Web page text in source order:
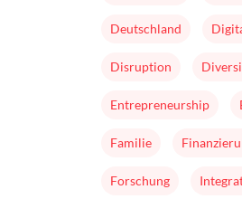
Deutschland
Disruption
Entrepreneurship
Familie
Forschung